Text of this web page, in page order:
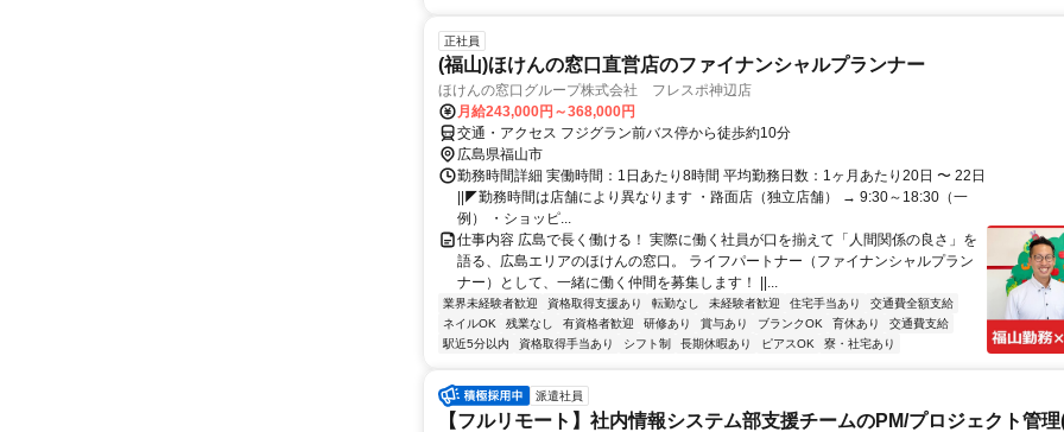
正社員
(福山)ほけんの窓口直営店のファイナンシャルプランナー
ほけんの窓口グループ株式会社 フレスポ神辺店
月給243,000円～368,000円
交通・アクセス フジグラン前バス停から徒歩約10分
広島県福山市
勤務時間詳細 実働時間：1日あたり8時間 平均勤務日数：1ヶ月あたり20日 〜 22日
||◤勤務時間は店舗により異なります ・路面店（独立店舗） → 9:30～18:30（一
例） ・ショッピ...
仕事内容 広島で長く働ける！ 実際に働く社員が口を揃えて「人間関係の良さ」を
語る、広島エリアのほけんの窓口。 ライフパートナー（ファイナンシャルプラン
ナー）として、一緒に働く仲間を募集します！ ||...
業界未経験者歓迎 資格取得支援あり 転勤なし 未経験者歓迎 住宅手当あり
交通費全額支給
ネイルOK
残業なし 有資格者歓迎 研修あり 賞与あり ブランクOK 育休あり
交通費支給
駅近5分以内
資格取得手当あり シフト制 長期休暇あり ピアスOK 寮・社宅あり
派遣社員
【フルリモート】社内情報システム部支援チームのPM/プロジェクト管